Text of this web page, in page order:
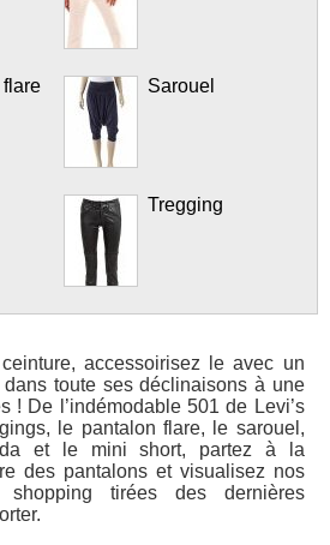
flare Sarouel
Tregging
accessoirisez le avec un
toute ses déclinaisons à une
! De l’indémodable 501 de Levi’s
le pantalon flare, le sarouel,
et le mini short, partez à la
des pantalons et visualisez nos
shopping tirées des dernières